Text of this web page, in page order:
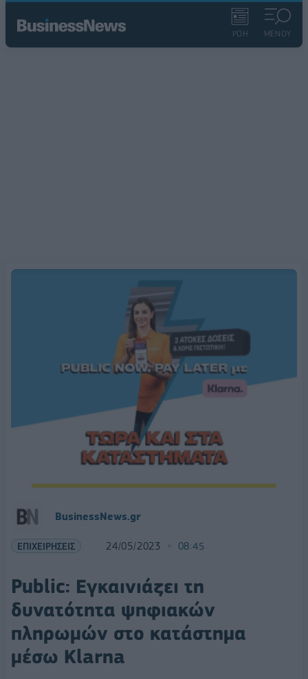
ΡΟΗ ΜΕΝΟΥ
BusinessNews.gr
ΕΠΙΧΕΙΡΗΣΕΙΣ 24/05/2023 08:45
Public: Εγκαινιάζει τη
δυνατότητα ψηφιακών
πληρωμών στο κατάστημα
μέσω Klarna